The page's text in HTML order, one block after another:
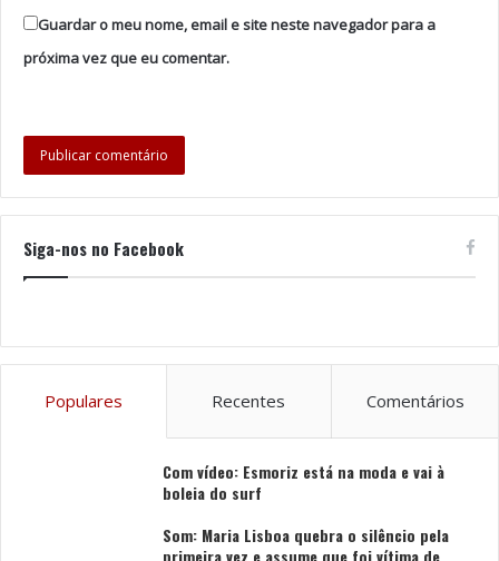
Guardar o meu nome, email e site neste navegador para a
próxima vez que eu comentar.
Siga-nos no Facebook
Populares Recentes Comentários
Com vídeo: Esmoriz está na moda e vai à
boleia do surf
Som: Maria Lisboa quebra o silêncio pela
primeira vez e assume que foi vítima de